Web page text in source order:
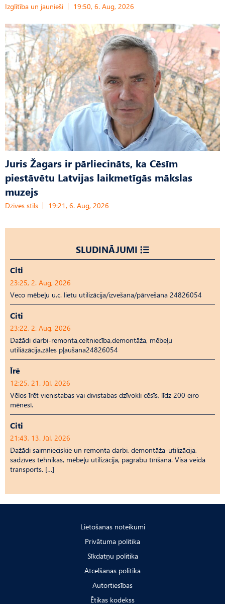
Izglītība un jaunieši 19:50, 6. Aug, 2026
Juris Žagars ir pārliecināts, ka Cēsīm
piestāvētu Latvijas laikmetīgās mākslas
muzejs
Dzīves stils 19:21, 6. Aug, 2026
SLUDINĀJUMI
Citi
23:25, 2. Aug, 2026
Veco mēbeļu u.c. lietu utilizācija/izvešana/pārvešana 24826054
Citi
23:22, 2. Aug, 2026
Dažādi darbi-remonta,celtniecība,demontāža, mēbeļu
utiliāzācija,zāles pļaušana24826054
Īrē
12:25, 21. Jūl, 2026
Vēlos īrēt vienistabas vai divistabas dzīvokli cēsīs, līdz 200 eiro
mēnesī.
Citi
21:43, 13. Jūl, 2026
Dažādi saimnieciskie un remonta darbi, demontāža-utilizācija,
sadzīves tehnikas, mēbeļu utilizācija, pagrabu tīrīšana. Visa veida
transports. […]
Lietošanas noteikumi
Privātuma politika
Sīkdatņu politika
Atcelšanas politika
Autortiesības
Ētikas kodekss